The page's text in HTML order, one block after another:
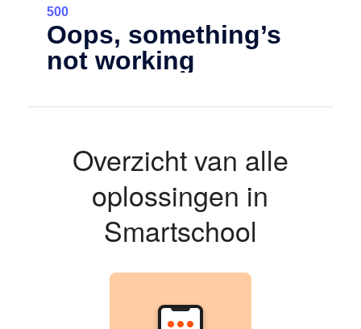
Overzicht van alle
oplossingen in
Smartschool